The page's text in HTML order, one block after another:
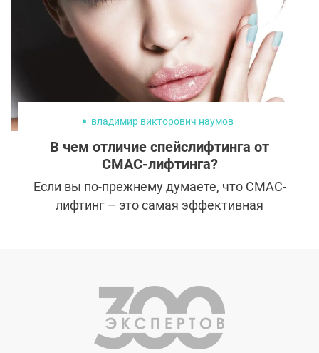
владимир викторович наумов
В чем отличие спейслифтинга от
СМАС-лифтинга?
Если вы по-прежнему думаете, что СМАС-
лифтинг – это самая эффективная
готовы рассказать об инновационном
методе, показывающем более высокие
результаты.